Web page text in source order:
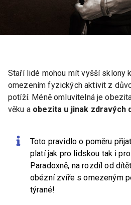
Staří lidé mohou mít vyšší sklony
omezením fyzických aktivit z
potíží. Méně omluvitelná je
věku a obezita u jinak zdravých
Toto pravidlo o poměru
platí jak pro lidskou tak i
Paradoxně, na rozdíl od
obézní zvíře s omezeným
týrané!